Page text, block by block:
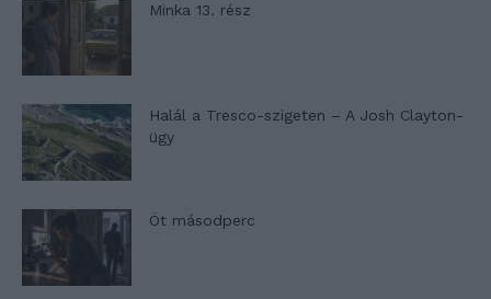
Minka 13. rész
Halál a Tresco-szigeten – A Josh Clayton-
ügy
Öt másodperc